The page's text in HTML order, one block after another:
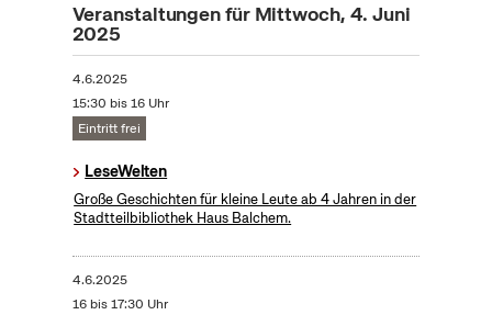
Veranstaltungen für Mittwoch, 4. Juni
2025
4.6.2025
15:30 bis 16 Uhr
Eintritt frei
LeseWelten
Große Geschichten für kleine Leute ab 4 Jahren in der
Stadtteilbibliothek Haus Balchem.
4.6.2025
16 bis 17:30 Uhr